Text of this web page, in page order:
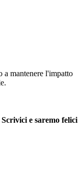
a mantenere l'impatto
e saremo felici